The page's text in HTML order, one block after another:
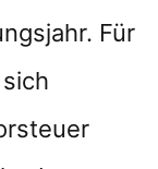
Für